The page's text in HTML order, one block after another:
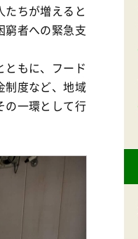
ちが増えると
窮者への緊急支
もに、フード
制度など、地域
の一環として行